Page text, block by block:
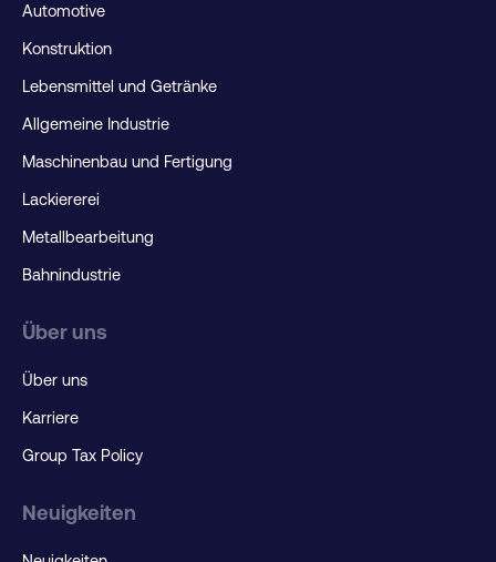
Automotive
Konstruktion
Lebensmittel und Getränke
Allgemeine Industrie
Maschinenbau und Fertigung
Lackiererei
Metallbearbeitung
Bahnindustrie
Über uns
Über uns
Karriere
Group Tax Policy
Neuigkeiten